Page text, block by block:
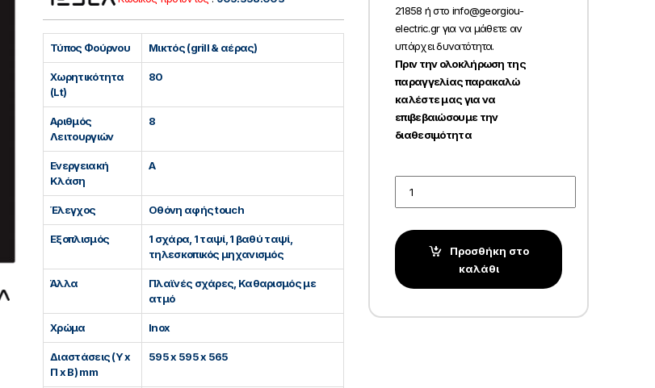
Τύπος Φούρνου Μικτός (grill & αέρας)
Χωρητικότητα
(Lt)
80
Αριθμός
Λειτουργιών
8
Ενεργειακή
Κλάση
Α
Έλεγχος Οθόνη αφής touch
Εξοπλισμός
1 σχάρα, 1 ταψί, 1 βαθύ ταψί,
τηλεσκοπικός μηχανισμός
Άλλα
Πλαϊνές σχάρες, Καθαρισμός με
ατμό
Χρώμα Inox
Διαστάσεις (Υ x
Π x Β) mm
595 x 595 x 565
21858 ή στο info@georgiou-
electric.gr για να μάθετε αν
υπάρχει δυνατότητα.
Πριν την ολοκλήρωση της
παραγγελίας παρακαλώ
καλέστε μας για να
επιβεβαιώσουμε την
διαθεσιμότητα
Προσθήκη στο
καλάθι